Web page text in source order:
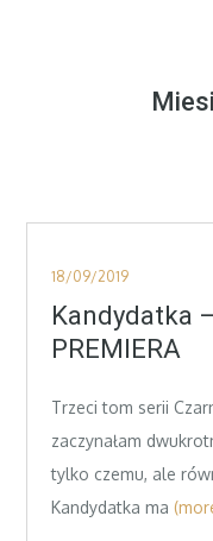
Posted
on
18/09/2019
Kandydatka
PREMIERA
Trzeci tom serii
zaczynałam
tylko czemu, ale
Kandydatka ma